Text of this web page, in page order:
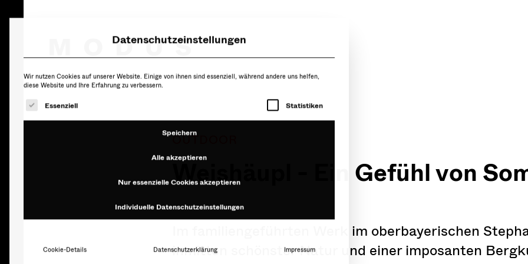
OUTDOOR
Weishäupl - Ein Gefühl von
Im familiengeführten Werk im oberbayerischen
inmitten schönster Natur und einer imposanten
diese Website und Ihre Erfahrung zu verbessern.
Es folgt eine Liste der Service-Gruppen, für die eine Einwilligung erteilt werden kann.
Speichern